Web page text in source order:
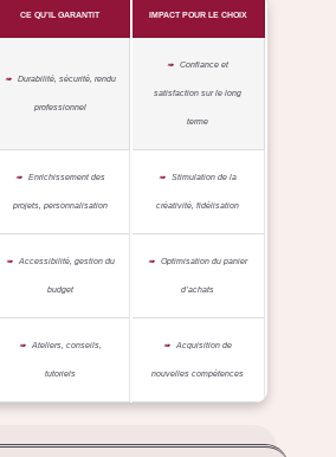
CE QU’IL GARANTIT IMPACT POUR LE CHOIX
Durabilité, sécurité, rendu
professionnel
Confiance et
satisfaction sur le long
terme
Enrichissement des
projets, personnalisation
Stimulation de la
créativité, fidélisation
Accessibilité, gestion du
budget
Optimisation du panier
d’achats
Ateliers, conseils,
tutoriels
Acquisition de
nouvelles compétences